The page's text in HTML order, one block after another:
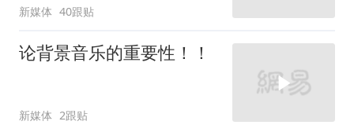
新媒体 40跟贴
论背景音乐的重要性！！
新媒体 2跟贴